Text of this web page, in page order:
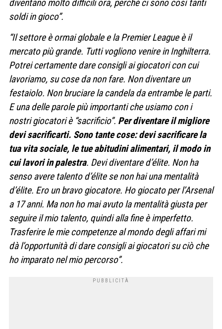
diventano molto difficili ora, perché ci sono così tanti
soldi in gioco”.
“Il settore è ormai globale e la Premier League è il
mercato più grande. Tutti vogliono venire in Inghilterra.
Potrei certamente dare consigli ai giocatori con cui
lavoriamo, su cose da non fare. Non diventare un
festaiolo. Non bruciare la candela da entrambe le parti.
E una delle parole più importanti che usiamo con i
nostri giocatori è “sacrificio”. Per diventare il migliore
devi sacrificarti. Sono tante cose: devi sacrificare la
tua vita sociale, le tue abitudini alimentari, il modo in
cui lavori in palestra. Devi diventare d’élite. Non ha
senso avere talento d’élite se non hai una mentalità
d’élite. Ero un bravo giocatore. Ho giocato per l’Arsenal
a 17 anni. Ma non ho mai avuto la mentalità giusta per
seguire il mio talento, quindi alla fine è imperfetto.
Trasferire le mie competenze al mondo degli affari mi
dà l’opportunità di dare consigli ai giocatori su ciò che
ho imparato nel mio percorso”.